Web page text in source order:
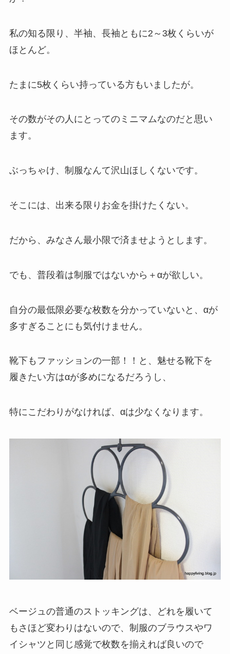
私の知る限り、半袖、長袖ともに2～3枚くらいが
ほとんど。
たまに5枚くらい持っている方もいましたが。
その数がその人にとってのミニマムなのだと思い
ます。
ぶっちゃけ、制服なんて沢山ほしくないです。
そこには、出来る限りお金を掛けたくない。
だから、みなさん最小限で済ませようとします。
でも、普段着は制服ではないから＋αが欲しい。
自分の最低限必要な枚数を分かっていないと、αが
多すぎることにも気付けません。
靴下もファッションの一部！！と、魅せる靴下を
履きたい方はαが多めになるだろうし、
特にこだわりがなければ、αは少なくなります。
ベージュの普通のストッキングは、どれを履いて
もさほど変わりはないので、制服のブラウスやワ
イシャツと同じ感覚で枚数を揃えれば良いので